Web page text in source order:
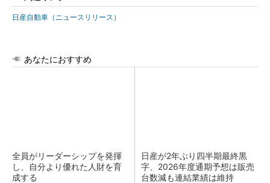
日産自動車（ニュースリリース）
あなたにおすすめ
全員がリーダーシップを発揮
し、自分より優れた人財を育
成する
日産が2年ぶり四半期最終黒
字、2026年度通期予想は販売
台数減も連結業績は維持